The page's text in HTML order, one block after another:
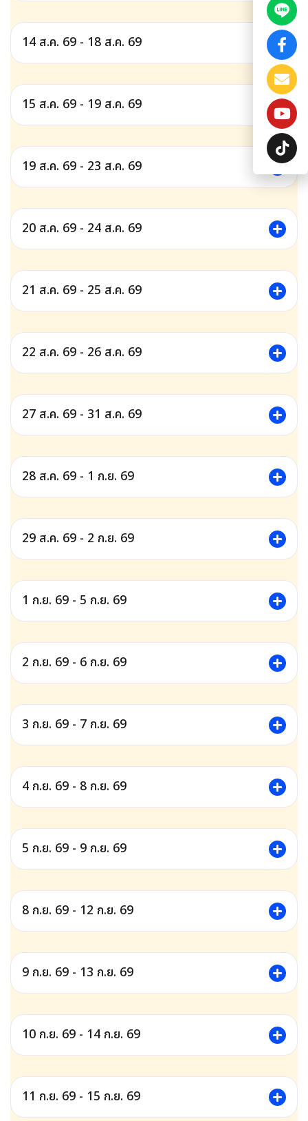
14 ส.ค. 69 - 18 ส.ค. 69
15 ส.ค. 69 - 19 ส.ค. 69
19 ส.ค. 69 - 23 ส.ค. 69
20 ส.ค. 69 - 24 ส.ค. 69
21 ส.ค. 69 - 25 ส.ค. 69
22 ส.ค. 69 - 26 ส.ค. 69
27 ส.ค. 69 - 31 ส.ค. 69
28 ส.ค. 69 - 1 ก.ย. 69
29 ส.ค. 69 - 2 ก.ย. 69
1 ก.ย. 69 - 5 ก.ย. 69
2 ก.ย. 69 - 6 ก.ย. 69
3 ก.ย. 69 - 7 ก.ย. 69
4 ก.ย. 69 - 8 ก.ย. 69
5 ก.ย. 69 - 9 ก.ย. 69
8 ก.ย. 69 - 12 ก.ย. 69
9 ก.ย. 69 - 13 ก.ย. 69
10 ก.ย. 69 - 14 ก.ย. 69
11 ก.ย. 69 - 15 ก.ย. 69